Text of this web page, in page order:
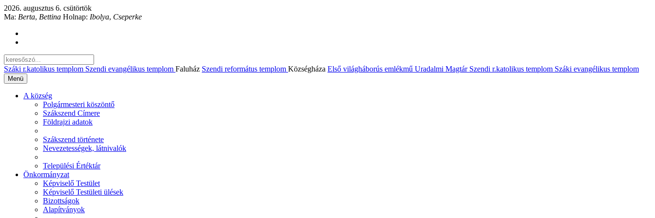
2026. augusztus 6. csütörtök
Ma: Berta, Bettina Holnap: Ibolya, Cseperke
Száki r.katolikus templom Szendi evangélikus templom Faluház Szendi református templom Községháza Első világháborús emlékmű Uradalmi Magtár Szendi r.katolikus templom Száki evangélikus templom
Menü
A község
Polgármesteri köszöntő
Szákszend Címere
Földrajzi adatok
Szákszend története
Nevezetességek, látnivalók
Települési Értéktár
Önkormányzat
Képviselő Testület
Képviselő Testületi ülések
Bizottságok
Alapítványok